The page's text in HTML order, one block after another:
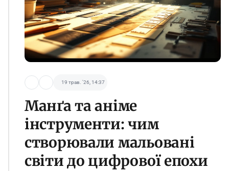
19 трав. '26, 14:37
Манґа та аніме
інструменти: чим
створювали мальовані
світи до цифрової епохи